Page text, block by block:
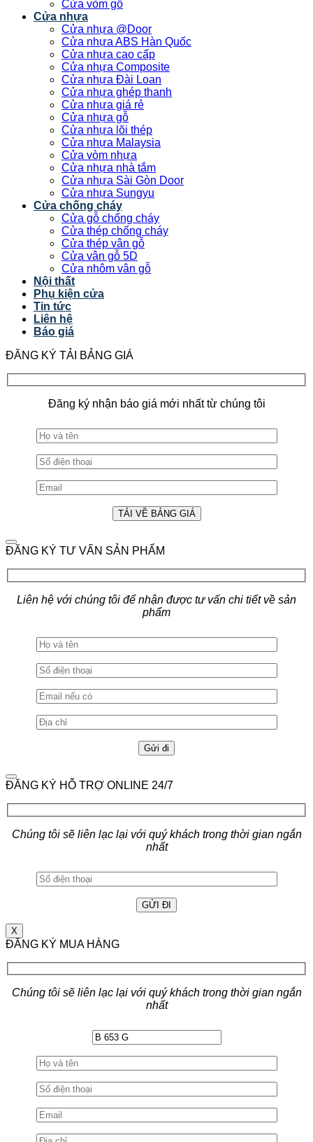
Cửa vòm gỗ
Cửa nhựa
Cửa nhựa @Door
Cửa nhựa ABS Hàn Quốc
Cửa nhựa cao cấp
Cửa nhựa Composite
Cửa nhựa Đài Loan
Cửa nhựa ghép thanh
Cửa nhựa giá rẻ
Cửa nhựa gỗ
Cửa nhựa lõi thép
Cửa nhựa Malaysia
Cửa vòm nhựa
Cửa nhựa nhà tắm
Cửa nhựa Sài Gòn Door
Cửa nhựa Sungyu
Cửa chống cháy
Cửa gỗ chống cháy
Cửa thép chống cháy
Cửa thép vân gỗ
Cửa vân gỗ 5D
Cửa nhôm vân gỗ
Nội thất
Phụ kiện cửa
Tin tức
Liên hệ
Báo giá
ĐĂNG KÝ TẢI BẢNG GIÁ
Đăng ký nhận báo giá mới nhất từ chúng tôi
ĐĂNG KÝ TƯ VẤN SẢN PHẨM
Liên hệ với chúng tôi để nhận được tư vấn chi tiết về sản
phẩm
ĐĂNG KÝ HỖ TRỢ ONLINE 24/7
Chúng tôi sẽ liên lạc lại với quý khách trong thời gian ngắn
nhất
X
ĐĂNG KÝ MUA HÀNG
Chúng tôi sẽ liên lạc lại với quý khách trong thời gian ngắn
nhất